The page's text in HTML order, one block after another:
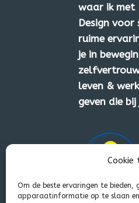
Cookie
Om de beste ervaringen te bieden,
apparaatinformatie op te slaan
waar ik met
Design
ruime
je in
leven &
geven die